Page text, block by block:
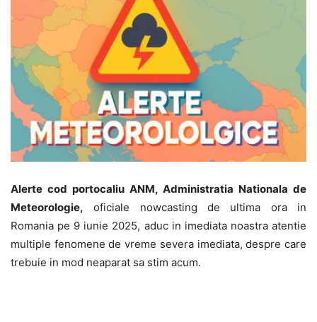
Alerte cod portocaliu ANM, Administratia Nationala de
Meteorologie, oficiale nowcasting de ultima ora in
Romania pe 9 iunie 2025, aduc in imediata noastra atentie
multiple fenomene de vreme severa imediata, despre care
trebuie in mod neaparat sa stim acum.